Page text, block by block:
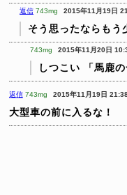
返信 743mg 2015年11月19日
そう思ったならもう
743mg 2015年11月20日
しつこい 「馬鹿
返信 743mg 2015年11月19日
大型車の前に入るな！